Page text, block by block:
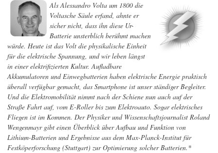
Als Alessandro Volta um 1800 die
Voltasche Säule erfand, ahnte er
sicher nicht, dass ihn diese Ur-
Batterie unsterblich berühmt machen
würde. Heute ist das Volt die physikalische Einheit
für die elektrische Spannung, und wir leben längst
in einer elektrifizierten Kultur. Aufladbare
Akkumulatoren und Einwegbatterien haben elektrische Energie praktisch
überall verfügbar gemacht, das Smartphone ist unser ständiger Begleiter.
Und die Elektromobilität nimmt nach der Schiene nun auch auf der
Straße Fahrt auf, vom E-Roller bis zum Elektroauto. Sogar elektrisches
Fliegen ist im Kommen. Der Physiker und Wissenschaftsjournalist Roland
Wengenmayr gibt einen Überblick über Aufbau und Funktion von
Lithium-Batterien und Ergebnisse aus dem Max-Planck-Institut für
Festköperforschung (Stuttgart) zur Optimierung solcher Batterien.*